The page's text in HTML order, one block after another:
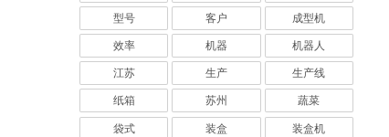
型号 客户 成型机
效率 机器 机器人
江苏 生产 生产线
纸箱 苏州 蔬菜
袋式 装盒 装盒机